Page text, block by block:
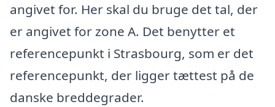
angivet for. Her skal du bruge det tal, der
er angivet for zone A. Det benytter et
referencepunkt i Strasbourg, som er det
referencepunkt, der ligger tættest på de
danske breddegrader.